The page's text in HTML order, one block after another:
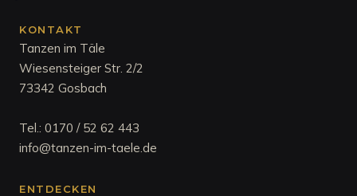
KONTAKT
Tanzen im Täle
Wiesensteiger Str. 2/2
73342 Gosbach
Tel.: 0170 / 52 62 443
info@tanzen-im-taele.de
ENTDECKEN